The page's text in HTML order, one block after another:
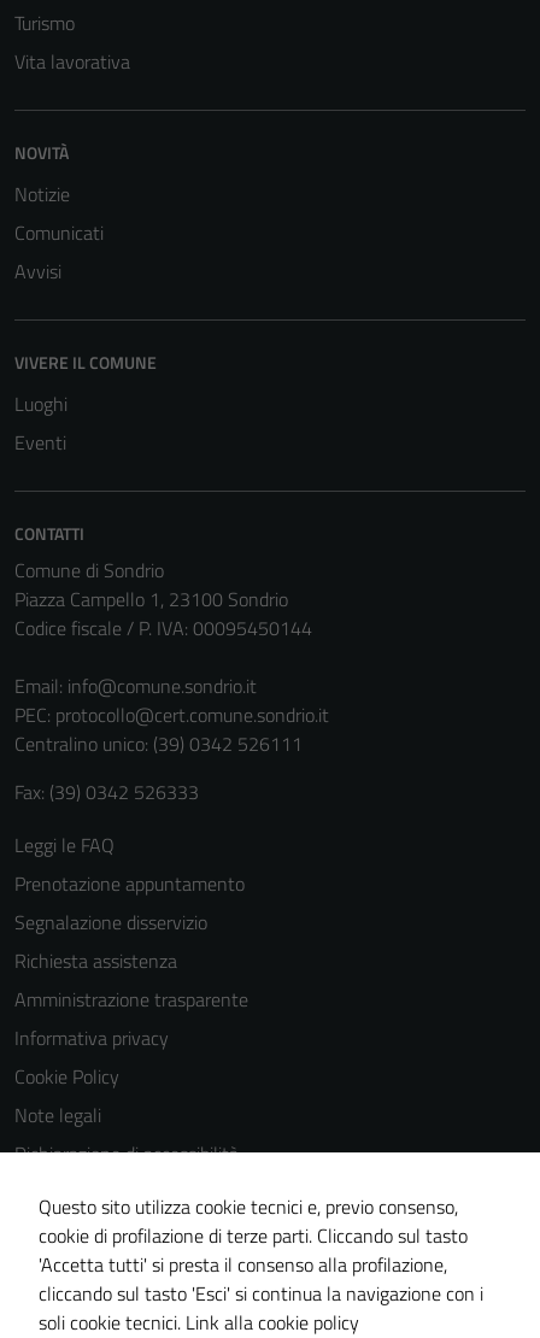
Turismo
Vita lavorativa
NOVITÀ
Notizie
Comunicati
Avvisi
VIVERE IL COMUNE
Luoghi
Eventi
CONTATTI
Comune di Sondrio
Piazza Campello 1, 23100 Sondrio
Codice fiscale / P. IVA: 00095450144
Email: info@comune.sondrio.it
PEC: protocollo@cert.comune.sondrio.it
Centralino unico: (39) 0342 526111
Fax: (39) 0342 526333
Leggi le FAQ
Prenotazione appuntamento
Segnalazione disservizio
Richiesta assistenza
Amministrazione trasparente
Informativa privacy
Cookie Policy
Note legali
Dichiarazione di accessibilità
Dichiarazione di accessibilità Servizi
Whistleblowing
Piano di miglioramento del sito
Area riservata
Questo sito utilizza cookie tecnici e, previo consenso,
cookie di profilazione di terze parti. Cliccando sul tasto
'Accetta tutti' si presta il consenso alla profilazione,
cliccando sul tasto 'Esci' si continua la navigazione con i
soli cookie tecnici. Link alla cookie policy
per il
disabilitati.
informazioni